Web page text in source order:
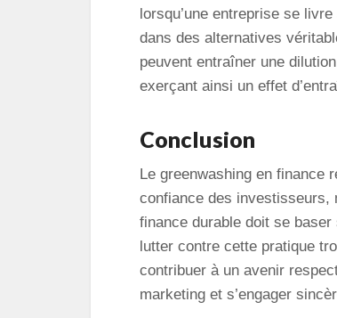
lorsqu’une entreprise se
dans des alternatives
peuvent entraîner une
exerçant ainsi un effet
Conclusion
Le greenwashing en finance
confiance des investisseurs,
finance durable doit se baser
lutter contre cette pratique
contribuer à un avenir
marketing et s’engager